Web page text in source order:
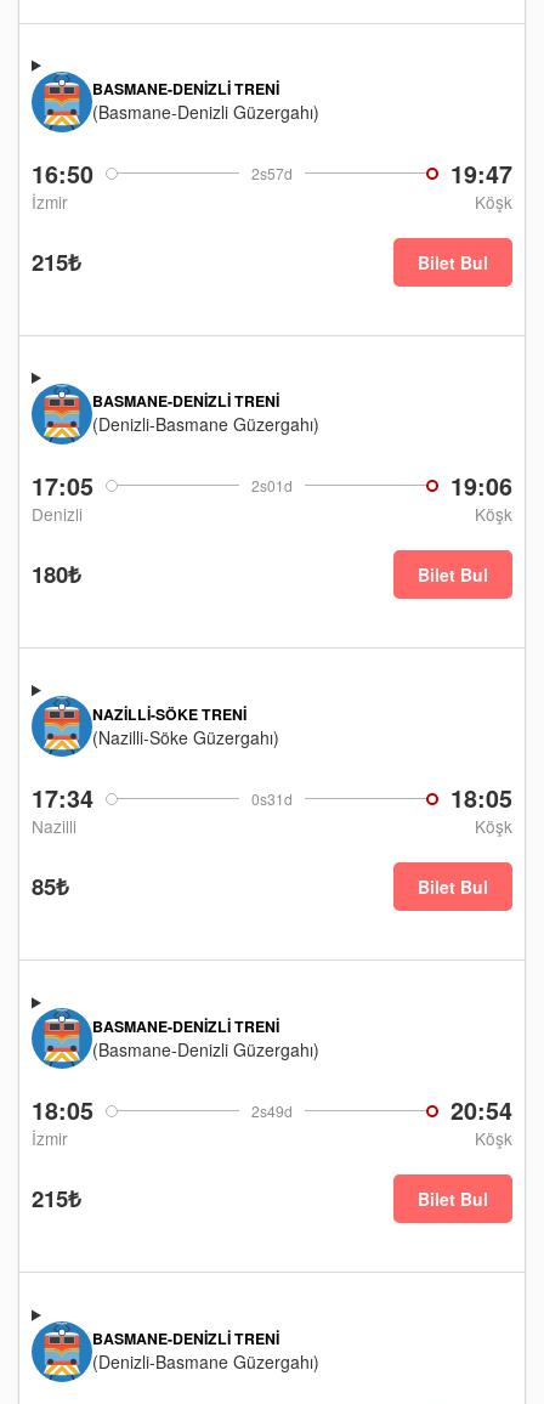
16:50 2s57d 19:47
İzmir Köşk
BASMANE-DENIZLI TRENI
(Basmane-Denizli Güzergahı)
215₺ Bilet Bul
17:05 2s01d 19:06
Denizli Köşk
BASMANE-DENIZLI TRENI
(Denizli-Basmane Güzergahı)
180₺ Bilet Bul
17:34 0s31d 18:05
Nazilli Köşk
NAZILLI-SÖKE TRENI
(Nazilli-Söke Güzergahı)
85₺ Bilet Bul
18:05 2s49d 20:54
İzmir Köşk
BASMANE-DENIZLI TRENI
(Basmane-Denizli Güzergahı)
215₺ Bilet Bul
BASMANE-DENIZLI TRENI
(Denizli-Basmane Güzergahı)